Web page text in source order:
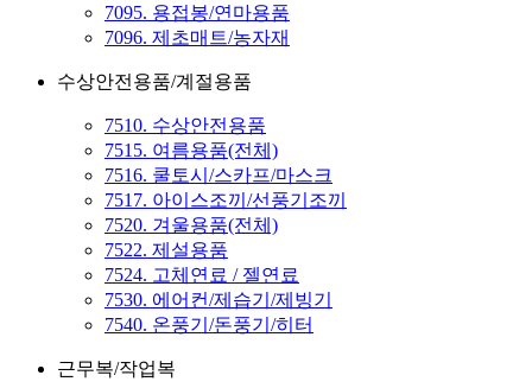
7095. 용접봉/연마용품
7096. 제초매트/농자재
수상안전용품/계절용품
7510. 수상안전용품
7515. 여름용품(전체)
7516. 쿨토시/스카프/마스크
7517. 아이스조끼/선풍기조끼
7520. 겨울용품(전체)
7522. 제설용품
7524. 고체연료 / 젤연료
7530. 에어컨/제습기/제빙기
7540. 온풍기/돈풍기/히터
근무복/작업복